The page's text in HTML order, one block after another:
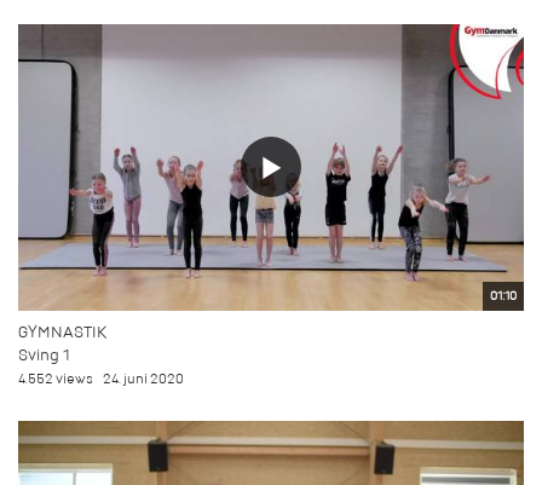
01:10
GYMNASTIK
Sving 1
4.552 views 24. juni 2020